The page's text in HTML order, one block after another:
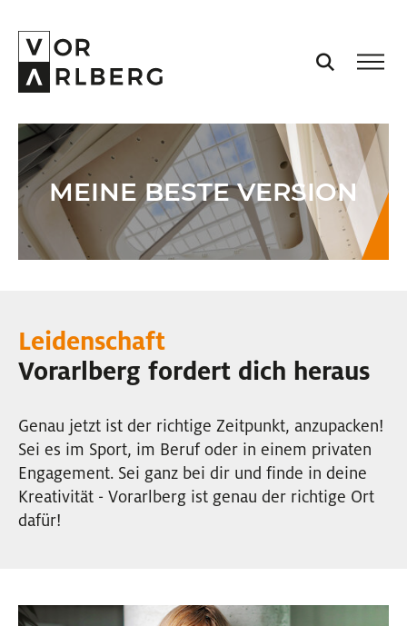
AKTUELL
VORARLBERG
PROJEKTE
VISION
EVENTS
NEWSLETTER
MEINE BESTE VERSION
Leidenschaft
Vorarlberg fordert dich heraus
Genau jetzt ist der richtige Zeitpunkt, anzupacken!
Sei es im Sport, im Beruf oder in einem privaten
Engagement. Sei ganz bei dir und finde in deine
Kreativität - Vorarlberg ist genau der richtige Ort
dafür!